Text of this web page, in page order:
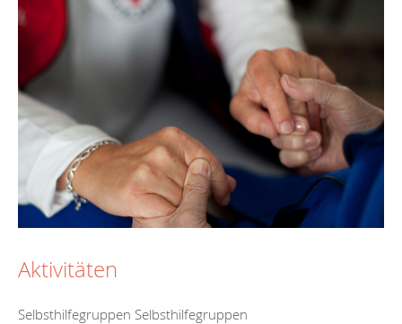
Aktivitäten
Selbsthilfegruppen Selbsthilfegruppen